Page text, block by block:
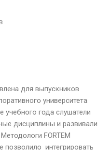
для выпускников
университета
учебного года слушатели
дисциплины и развивали
FORTEM
позволило интегрировать